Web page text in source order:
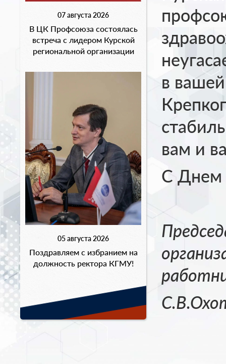
07 августа 2026
В ЦК Профсоюза состоялась
встреча с лидером Курской
региональной организации
05 августа 2026
Поздравляем с избранием на
должность ректора КГМУ!
в
вам и
С Днем